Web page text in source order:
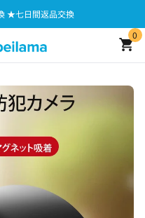
★七日間返品交換
0